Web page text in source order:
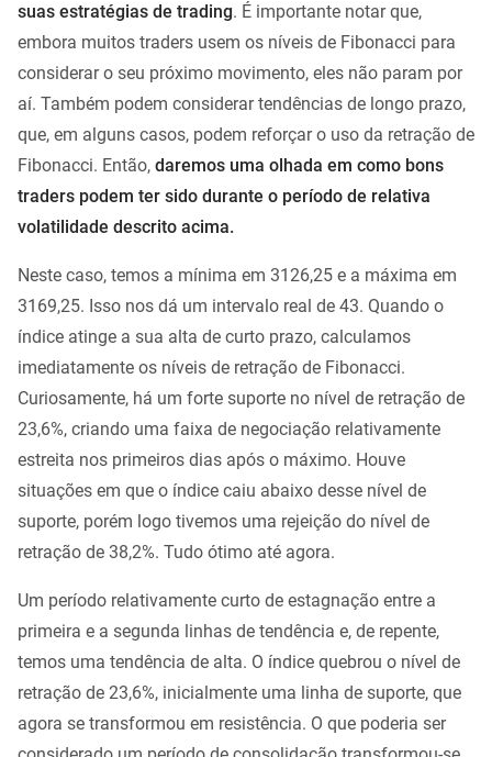
suas estratégias de trading. É importante notar que,
embora muitos traders usem os níveis de Fibonacci para
considerar o seu próximo movimento, eles não param por
aí. Também podem considerar tendências de longo prazo,
que, em alguns casos, podem reforçar o uso da retração de
Fibonacci. Então, daremos uma olhada em como bons
traders podem ter sido durante o período de relativa
volatilidade descrito acima.
Neste caso, temos a mínima em 3126,25 e a máxima em
3169,25. Isso nos dá um intervalo real de 43. Quando o
índice atinge a sua alta de curto prazo, calculamos
imediatamente os níveis de retração de Fibonacci.
Curiosamente, há um forte suporte no nível de retração de
23,6%, criando uma faixa de negociação relativamente
estreita nos primeiros dias após o máximo. Houve
situações em que o índice caiu abaixo desse nível de
suporte, porém logo tivemos uma rejeição do nível de
retração de 38,2%. Tudo ótimo até agora.
Um período relativamente curto de estagnação entre a
primeira e a segunda linhas de tendência e, de repente,
temos uma tendência de alta. O índice quebrou o nível de
retração de 23,6%, inicialmente uma linha de suporte, que
agora se transformou em resistência. O que poderia ser